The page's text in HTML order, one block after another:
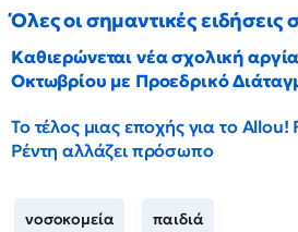
Όλες οι σημαντικές ειδήσεις
Καθιερώνεται νέα σχολική
Οκτωβρίου με Προεδρικό
Το τέλος μιας εποχής για το Allou!
Ρέντη αλλάζει πρόσωπο
νοσοκομεία παιδιά